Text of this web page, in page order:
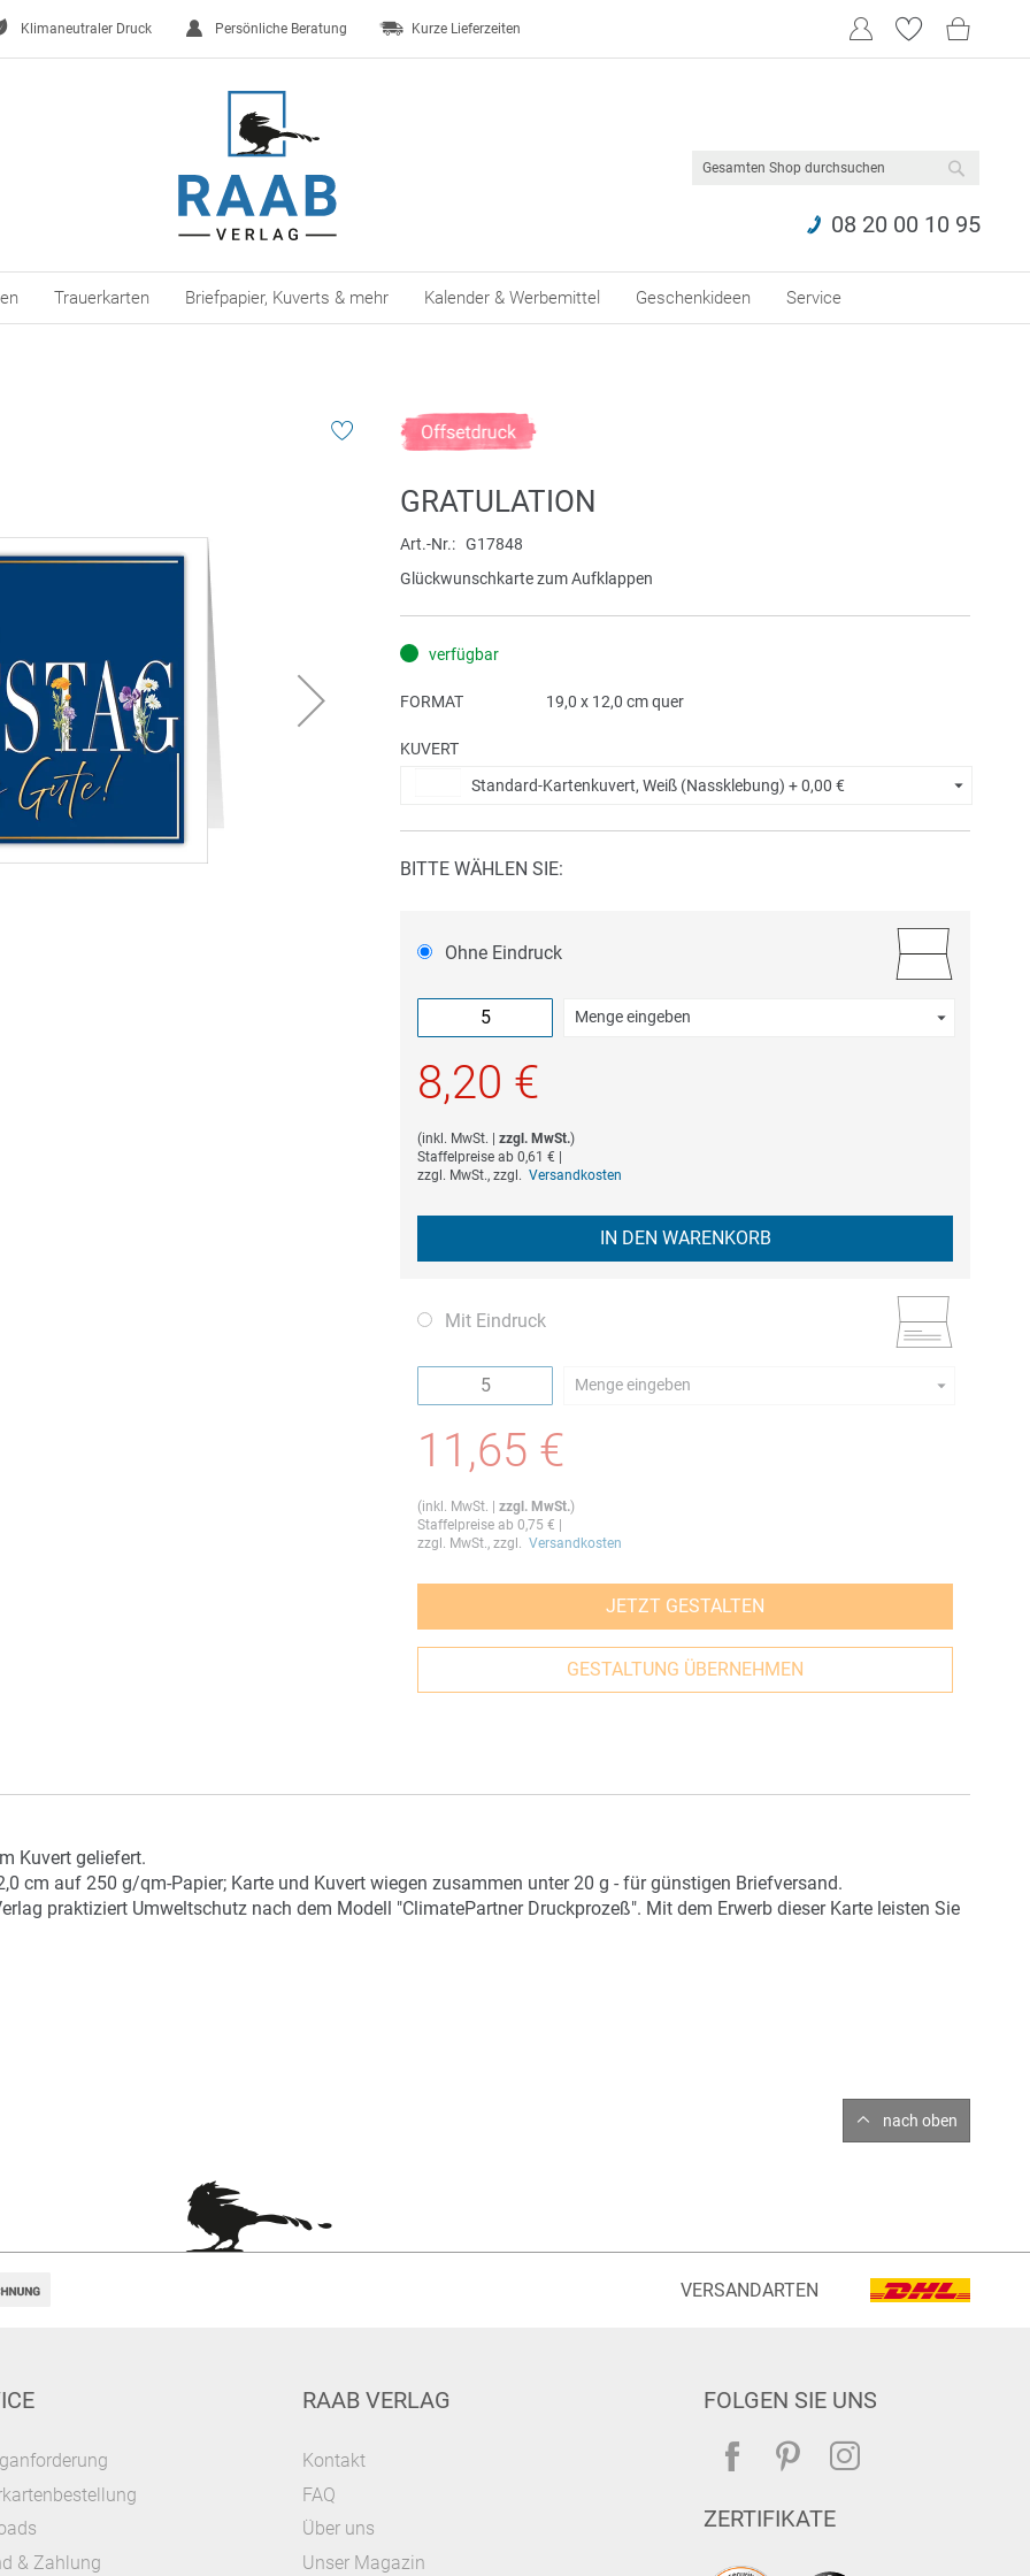
Klimaneutraler Druck Persönliche Beratung Kurze Lieferzeiten
08 20 00 10 95
Trauerkarten Briefpapier, Kuverts & mehr Kalender & Werbemittel Geschenkideen Service
GRATULATION
Art.-Nr.
G17848
Glückwunschkarte zum Aufklappen
verfügbar
FORMAT 19,0 x 12,0 cm quer
KUVERT
Standard-Kartenkuvert, Weiß (Nassklebung) +0,00 €
BITTE WÄHLEN SIE:
Ohne Eindruck
Menge eingeben
8,20 €
(inkl. MwSt. | zzgl. MwSt.)
Staffelpreise ab 0,61 € |
zzgl. MwSt., zzgl. Versandkosten
IN DEN WARENKORB
Mit Eindruck
Menge eingeben
11,65 €
(inkl. MwSt. | zzgl. MwSt.)
Staffelpreise ab 0,75 € |
zzgl. MwSt., zzgl. Versandkosten
JETZT GESTALTEN
GESTALTUNG ÜBERNEHMEN
Kuvert geliefert.
cm auf 250 g/qm-Papier; Karte und Kuvert wiegen zusammen unter 20 g - für günstigen Briefversand.
praktiziert Umweltschutz nach dem Modell "ClimatePartner Druckprozeß". Mit dem Erwerb dieser Karte leisten Sie
nach oben
VERSANDARTEN
& Zahlung
RAAB VERLAG
Kontakt
FAQ
Über uns
Unser Magazin
FOLGEN SIE UNS
ZERTIFIKATE